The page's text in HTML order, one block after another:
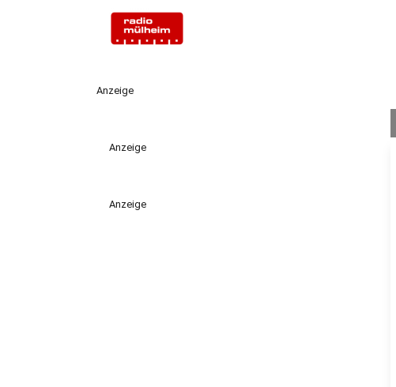
Anzeige
Anzeige
Anzeige